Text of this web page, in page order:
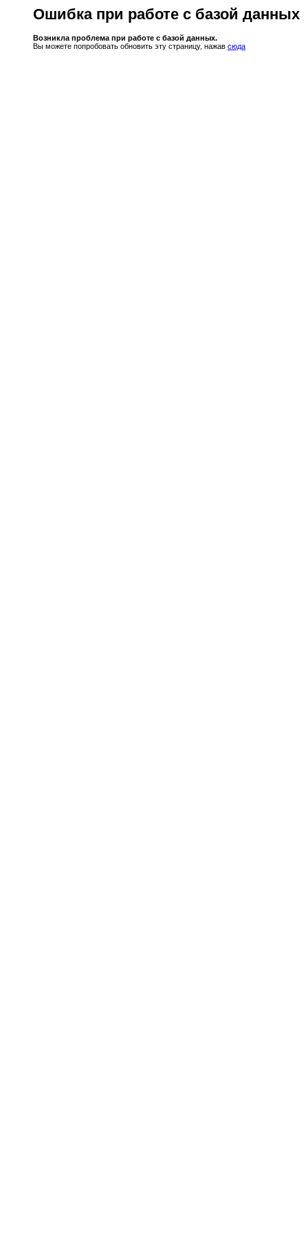
Ошибка при работе с базой данных
Возникла проблема при работе с базой данных.
Вы можете попробовать обновить эту страницу, нажав сюда